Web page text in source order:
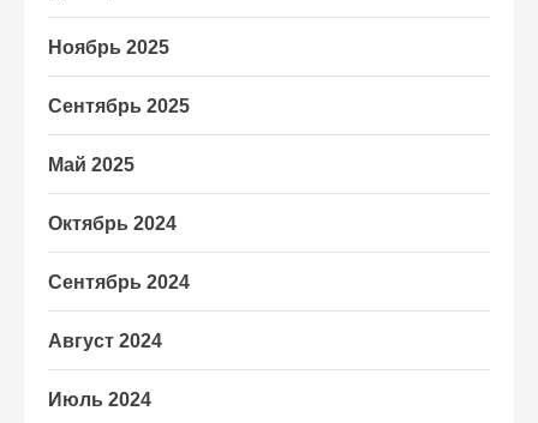
Ноябрь 2025
Сентябрь 2025
Май 2025
Октябрь 2024
Сентябрь 2024
Август 2024
Июль 2024